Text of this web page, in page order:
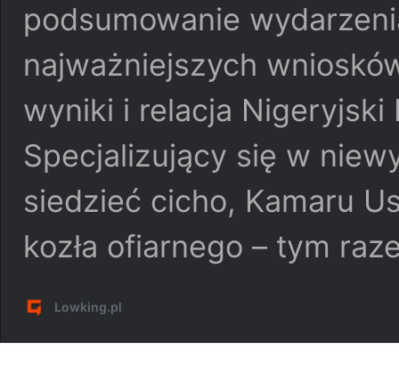
podsumowanie
najważniejszych
wyniki i relacja Nigeryjski
Specjalizujący się w
siedzieć cicho, Kamaru
kozła ofiarnego – tym
Lowking.pl